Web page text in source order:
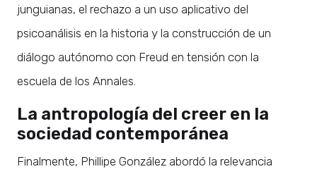
junguianas, el rechazo a un uso aplicativo del
psicoanálisis en la historia y la construcción de un
diálogo autónomo con Freud en tensión con la
escuela de los Annales.
La antropología del creer en la
sociedad contemporánea
Finalmente, Phillipe González abordó la relevancia